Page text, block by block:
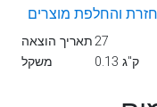
והחלפת מוצרים
תאריך הוצאה27
משקל
0.13 ק"ג